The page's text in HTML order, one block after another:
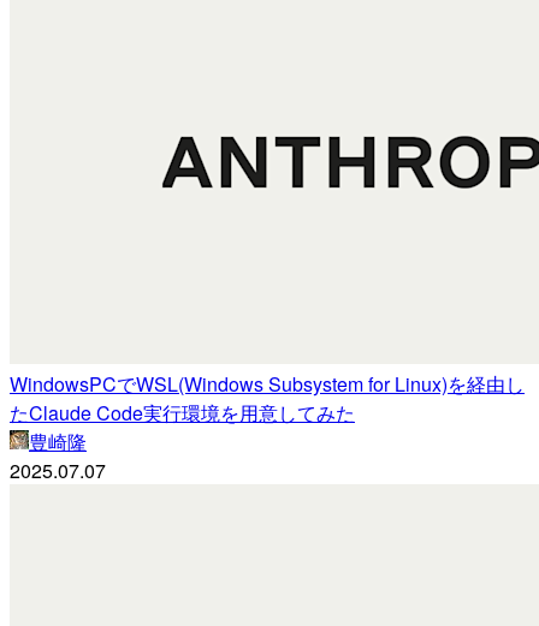
WindowsPCでWSL(Windows Subsystem for Linux)を経由し
たClaude Code実行環境を用意してみた
豊崎隆
2025.07.07